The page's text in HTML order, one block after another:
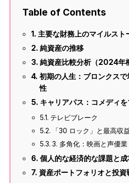
Table of Contents
主要な財務上のマイルスト
純資産の推移
純資産比較分析（2024年
初期の人生：ブロンクス
性
キャリアパス：コメディ
テレビブレーク
「30 ロック」と最高収
3. 多角化：映画と声優業
個人的な経済的な課題と
資産ポートフォリオと投資